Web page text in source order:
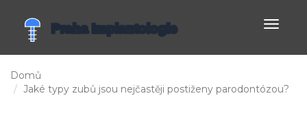
Domů
Jaké typy zubů jsou nejčastěji postiženy parodontózou?